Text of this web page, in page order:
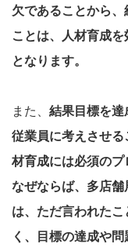
欠であることから
ことは、人材育成
となります。
また、 結果目標を
従業員に考えさせ
材育成には必須のプ
なぜならば、多店
は、ただ言われた
く、目標の達成や